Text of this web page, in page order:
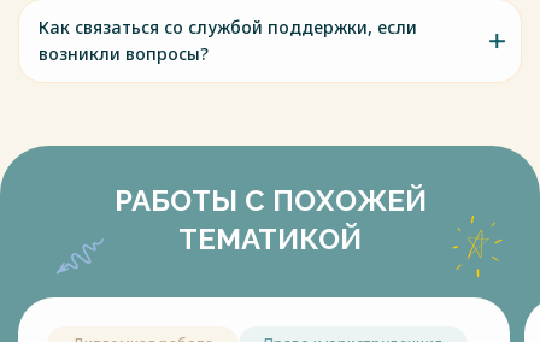
Как связаться со службой поддержки, если
возникли вопросы?
РАБОТЫ С ПОХОЖЕЙ
ТЕМАТИКОЙ